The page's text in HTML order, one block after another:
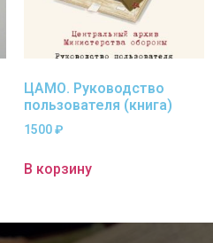
ЦАМО. Руководство
пользователя (книга)
1500₽
В корзину